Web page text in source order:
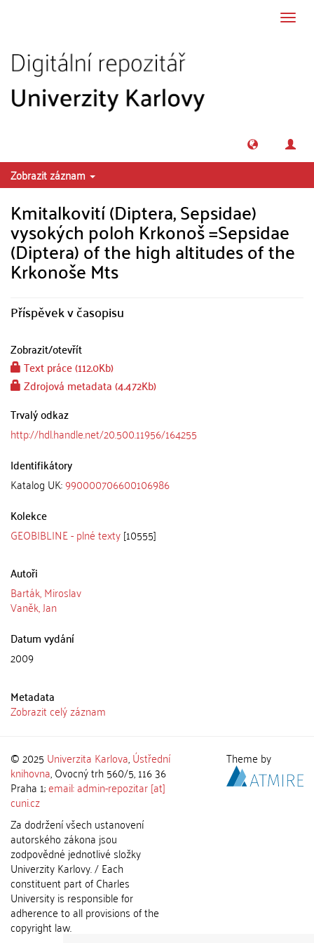
Zobrazit záznam
Kmitalkovití (Diptera, Sepsidae)
vysokých poloh Krkonoš =Sepsidae
(Diptera) of the high altitudes of the
Krkonoše Mts
Příspěvek v časopisu
Zobrazit/otevřít
Text práce (112.0Kb)
Zdrojová metadata (4.472Kb)
Trvalý odkaz
http://hdl.handle.net/20.500.11956/164255
Identifikátory
Katalog UK:990000706600106986
Kolekce
GEOBIBLINE - plné texty[10555]
Autoři
Barták, Miroslav
Vaněk, Jan
Datum vydání
2009
Metadata
Zobrazit celý záznam
© 2025 Univerzita Karlova,Ústřední
knihovna, Ovocný trh 560/5, 116 36
Praha 1;email: admin-repozitar [at]
cuni.cz
Za dodržení všech ustanovení
autorského zákona jsou
zodpovědné jednotlivé složky
Univerzity Karlovy. / Each
constituent part of Charles
University is responsible for
adherence to all provisions of the
copyright law.
Theme by